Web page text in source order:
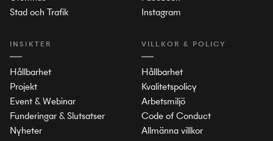
Stad och Trafik
INSIKTER
Hållbarhet
Projekt
Event & Webinar
Funderingar & Slutsatser
Nyheter
Instagram
VILLKOR & POLICY
Hållbarhet
Kvalitetspolicy
Arbetsmiljö
Code of Conduct
Allmänna villkor